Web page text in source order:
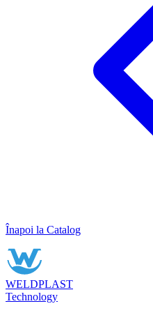
Înapoi la Catalog
WELDPLAST
Technology